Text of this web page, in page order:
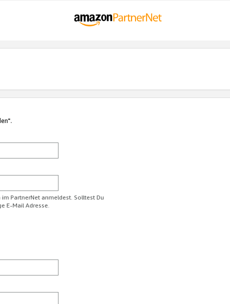
PartnerNet anmeldest. Solltest Du
E-Mail Adresse.